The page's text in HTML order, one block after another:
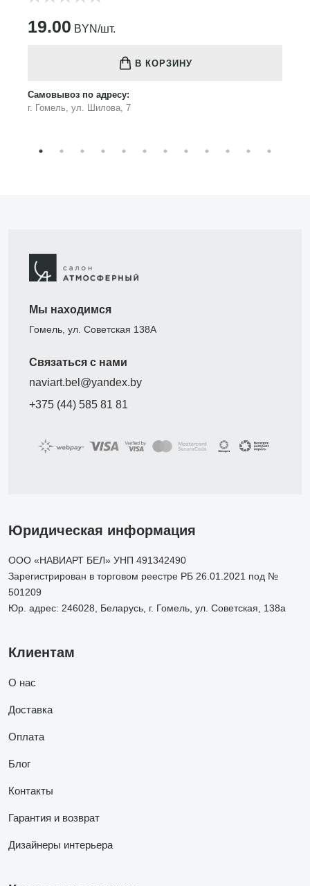
19.00 BYN/шт.
В КОРЗИНУ
Самовывоз по адресу:
г. Гомель, ул. Шилова, 7
Мы находимся
Гомель, ул. Советская 138А
Связаться с нами
naviart.bel@yandex.by
+375 (44) 585 81 81
Юридическая информация
ООО «НАВИАРТ БЕЛ» УНП 491342490
Зарегистрирован в торговом реестре РБ 26.01.2021 под №
501209
Юр. адрес: 246028, Беларусь, г. Гомель, ул. Советская, 138а
Клиентам
О нас
Доставка
Оплата
Блог
Контакты
Гарантия и возврат
Дизайнеры интерьера